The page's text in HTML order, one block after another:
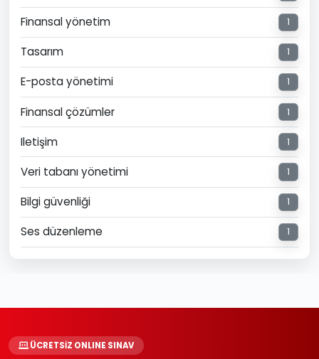
Finansal yönetim 1
Tasarım 1
E-posta yönetimi 1
Finansal çözümler 1
Iletişim 1
Veri tabanı yönetimi 1
Bilgi güvenliği 1
Ses düzenleme 1
ÜCRETSİZ ONLINE SINAV